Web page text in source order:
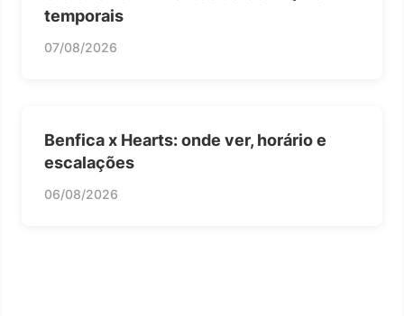
temporais
07/08/2026
Benfica x Hearts: onde ver, horário e
escalações
06/08/2026